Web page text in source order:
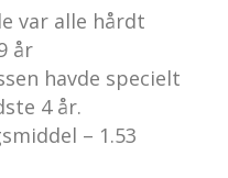
var alle hårdt
år
havde specielt
4 år.
– 1.53